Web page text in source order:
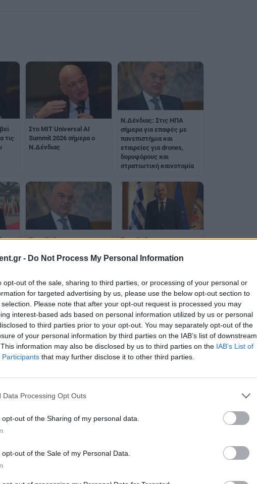
- Do Not Process My Personal Information
opt-out of the sale, sharing to third parties, or processing of your personal or
for targeted advertising by us, please use the below opt-out section to
Please note that after your opt-out request is processed you may
interest-based ads based on personal information utilized by us or personal
to third parties prior to your opt-out. You may separately opt-out of the
of your personal information by third parties on the IAB’s list of downstream
information may also be disclosed by us to third parties on the IAB’s List of
Participants that may further disclose it to other third parties.
Data Processing Opt Outs
opt-out of the Sharing of my personal data.
opt-out of the Sale of my Personal Data.
τις
Στο MIT Universal AI
Summit 2026 σήμερα ο
Ν.Δένδιας
Ν.Δένδιας: Στις ΗΠΑ
σήμερα για επαφές με
πανεπιστήμια και
εταιρείες για drones,
δορυφόρους και
στρατιωτική καινοτομία
η
Στην Ουάσιγκτον ο
η στρατηγική αμυντική
Στην Ουάσινγκτον ο